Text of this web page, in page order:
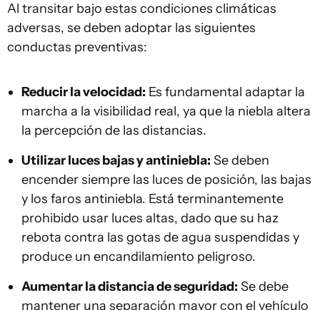
Al transitar bajo estas condiciones climáticas
adversas, se deben adoptar las siguientes
conductas preventivas:
Reducir la velocidad: Es fundamental adaptar la
marcha a la visibilidad real, ya que la niebla altera
la percepción de las distancias.
Utilizar luces bajas y antiniebla: Se deben
encender siempre las luces de posición, las bajas
y los faros antiniebla. Está terminantemente
prohibido usar luces altas, dado que su haz
rebota contra las gotas de agua suspendidas y
produce un encandilamiento peligroso.
Aumentar la distancia de seguridad: Se debe
mantener una separación mayor con el vehículo